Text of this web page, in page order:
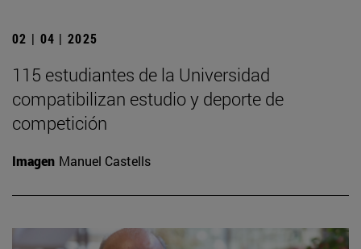
02 | 04 | 2025
115 estudiantes de la Universidad
compatibilizan estudio y deporte de
competición
Imagen Manuel Castells